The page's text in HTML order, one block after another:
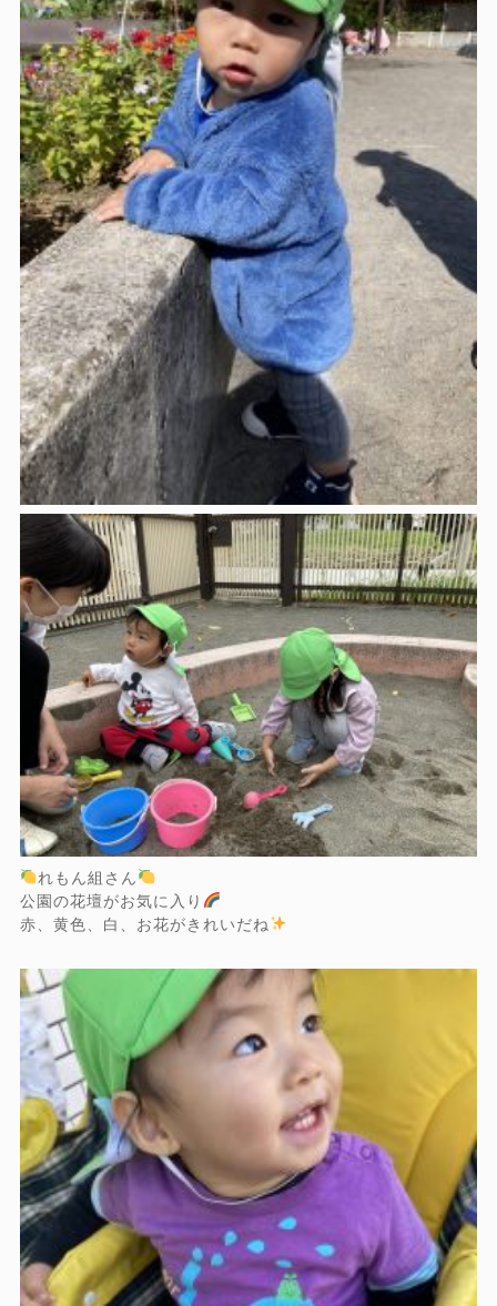
れもん組さん
公園の花壇がお気に入り
赤、黄色、白、お花がきれいだね